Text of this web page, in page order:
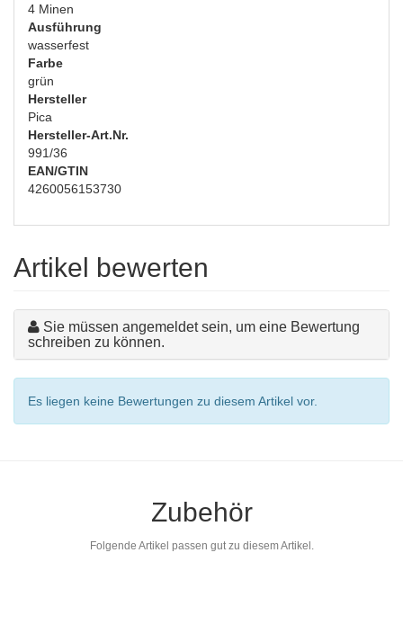
4 Minen
Ausführung
wasserfest
Farbe
grün
Hersteller
Pica
Hersteller-Art.Nr.
991/36
EAN/GTIN
4260056153730
Artikel bewerten
Sie müssen angemeldet sein, um eine Bewertung
schreiben zu können.
Es liegen keine Bewertungen zu diesem Artikel vor.
Zubehör
Folgende Artikel passen gut zu diesem Artikel.